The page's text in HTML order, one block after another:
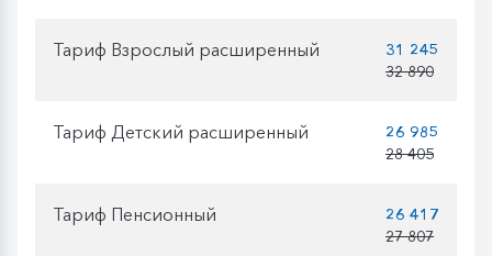
Тариф Взрослый расширенный
31 245
32 890
Тариф Детский расширенный
26 985
28 405
Тариф Пенсионный
26 417
27 807